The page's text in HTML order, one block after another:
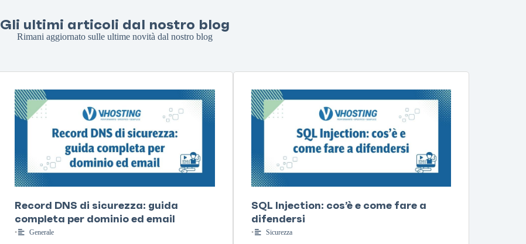
Gli ultimi articoli dal nostro blog
Rimani aggiornato sulle ultime novità dal nostro blog
Record DNS di sicurezza: guida
completa per dominio ed email
• Generale
SQL Injection: cos’è e come fare a
difendersi
• Sicurezza